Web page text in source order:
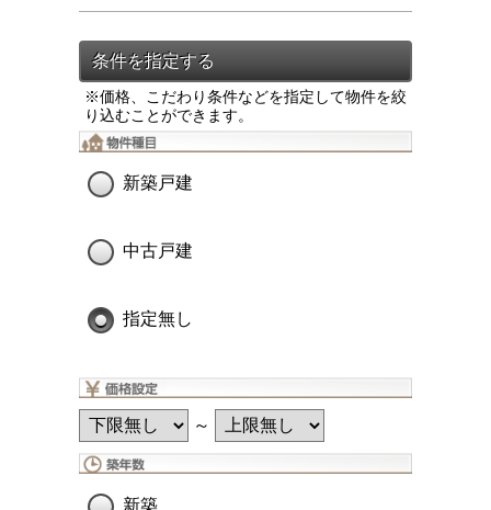
※価格、こだわり条件などを指定して物件を絞
り込むことができます。
新築戸建
中古戸建
指定無し
～
新築